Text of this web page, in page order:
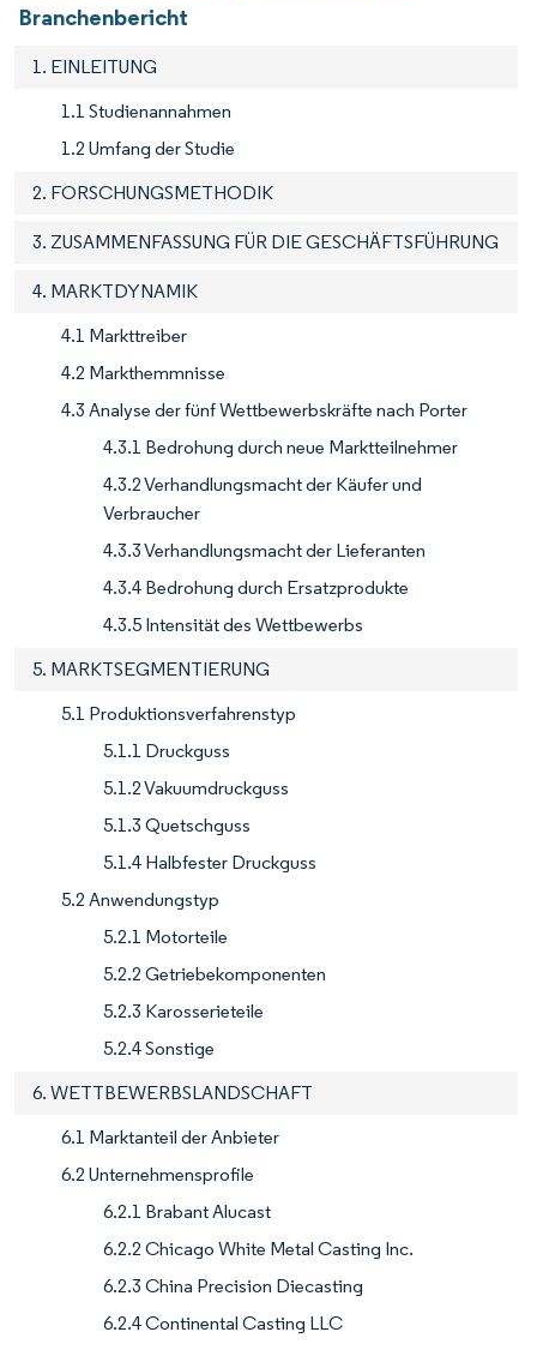
Branchenbericht
1. EINLEITUNG
1.1 Studienannahmen
1.2 Umfang der Studie
2. FORSCHUNGSMETHODIK
3. ZUSAMMENFASSUNG FÜR DIE GESCHÄFTSFÜHRUNG
4. MARKTDYNAMIK
4.1 Markttreiber
4.2 Markthemmnisse
4.3 Analyse der fünf Wettbewerbskräfte nach Porter
4.3.1 Bedrohung durch neue Marktteilnehmer
4.3.2 Verhandlungsmacht der Käufer und
Verbraucher
4.3.3 Verhandlungsmacht der Lieferanten
4.3.4 Bedrohung durch Ersatzprodukte
4.3.5 Intensität des Wettbewerbs
5. MARKTSEGMENTIERUNG
5.1 Produktionsverfahrenstyp
5.1.1 Druckguss
5.1.2 Vakuumdruckguss
5.1.3 Quetschguss
5.1.4 Halbfester Druckguss
5.2 Anwendungstyp
5.2.1 Motorteile
5.2.2 Getriebekomponenten
5.2.3 Karosserieteile
5.2.4 Sonstige
6. WETTBEWERBSLANDSCHAFT
6.1 Marktanteil der Anbieter
6.2 Unternehmensprofile
6.2.1 Brabant Alucast
6.2.2 Chicago White Metal Casting Inc.
6.2.3 China Precision Diecasting
6.2.4 Continental Casting LLC